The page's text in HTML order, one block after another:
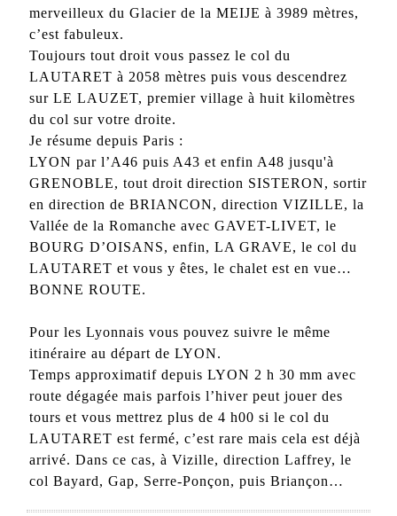
merveilleux du Glacier de la MEIJE à 3989 mètres,
c’est fabuleux.
Toujours tout droit vous passez le col du
LAUTARET à 2058 mètres puis vous descendrez
sur LE LAUZET, premier village à huit kilomètres
du col sur votre droite.
Je résume depuis Paris :
LYON par l’A46 puis A43 et enfin A48 jusqu'à
GRENOBLE, tout droit direction SISTERON, sortir
en direction de BRIANCON, direction VIZILLE, la
Vallée de la Romanche avec GAVET-LIVET, le
BOURG D’OISANS, enfin, LA GRAVE, le col du
LAUTARET et vous y êtes, le chalet est en vue…
BONNE ROUTE.
Pour les Lyonnais vous pouvez suivre le même
itinéraire au départ de LYON.
Temps approximatif depuis LYON 2 h 30 mm avec
route dégagée mais parfois l’hiver peut jouer des
tours et vous mettrez plus de 4 h00 si le col du
LAUTARET est fermé, c’est rare mais cela est déjà
arrivé. Dans ce cas, à Vizille, direction Laffrey, le
col Bayard, Gap, Serre-Ponçon, puis Briançon…